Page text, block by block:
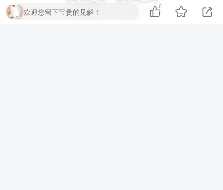
扫码加QQ群 扫码加微信
欢迎您留下宝贵的见解！
6